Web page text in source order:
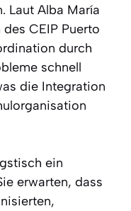
Laut Alba María
CEIP Puerto
durch
schnell
die Integration
ein
erwarten, dass